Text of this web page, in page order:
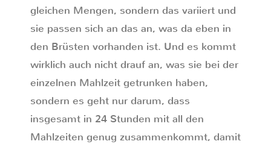
gleichen Mengen, sondern das variiert und
sie passen sich an das an, was da eben in
den Brüsten vorhanden ist. Und es kommt
wirklich auch nicht drauf an, was sie bei der
einzelnen Mahlzeit getrunken haben,
sondern es geht nur darum, dass
insgesamt in 24 Stunden mit all den
Mahlzeiten genug zusammenkommt, damit